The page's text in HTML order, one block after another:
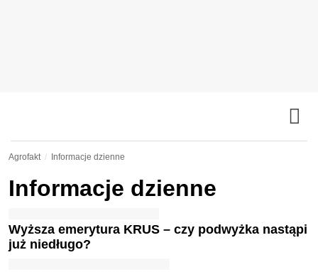
Agrofakt Informacje dzienne
Informacje dzienne
Wyższa emerytura KRUS – czy podwyżka nastąpi
już niedługo?